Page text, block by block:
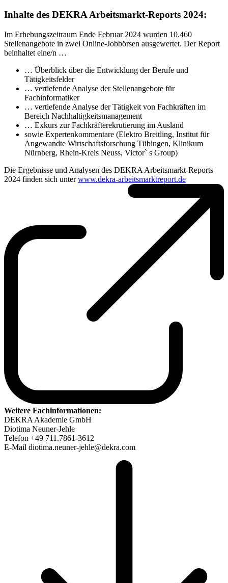
Inhalte des DEKRA Arbeitsmarkt-Reports 2024:
Im Erhebungszeitraum Ende Februar 2024 wurden 10.460
Stellenangebote in zwei Online-Jobbörsen ausgewertet. Der Report
beinhaltet eine/n …
… Überblick über die Entwicklung der Berufe und
Tätigkeitsfelder
… vertiefende Analyse der Stellenangebote für
Fachinformatiker
… vertiefende Analyse der Tätigkeit von Fachkräften im
Bereich Nachhaltigkeitsmanagement
… Exkurs zur Fachkräfterekrutierung im Ausland
sowie Expertenkommentare (Elektro Breitling, Institut für
Angewandte Wirtschaftsforschung Tübingen, Klinikum
Nürnberg, Rhein-Kreis Neuss, Victor` s Group)
Die Ergebnisse und Analysen des DEKRA Arbeitsmarkt-Reports
2024 finden sich unterwww.dekra-arbeitsmarktreport.de
Weitere Fachinformationen:
DEKRA Akademie GmbH
Diotima Neuner-Jehle
Telefon +49 711.7861-3612
E-Mail diotima.neuner-jehle@dekra.com